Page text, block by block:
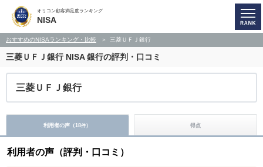
オリコン顧客満足度ランキング
NISA
おすすめのNISAランキング・比較 三菱ＵＦＪ銀行
三菱ＵＦＪ銀行NISA 銀行の評判・口コミ
三菱ＵＦＪ銀行
利用者の声（18件） 得点
利用者の声（評判・口コミ）